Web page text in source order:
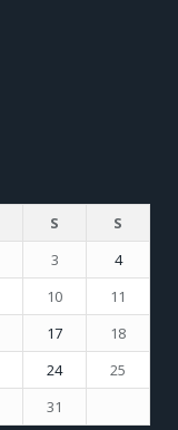
S
S
3
4
10
11
17
18
24
25
31